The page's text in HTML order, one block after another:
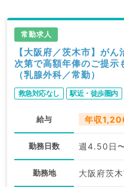
常勤求人
【大阪府／茨木市】が
次第で高額年俸のご提
（乳腺外科／常勤）
救急対応なし 駅近・徒歩圏内
給与 年収
勤務日数 週4.50日
勤務地 大阪府茨